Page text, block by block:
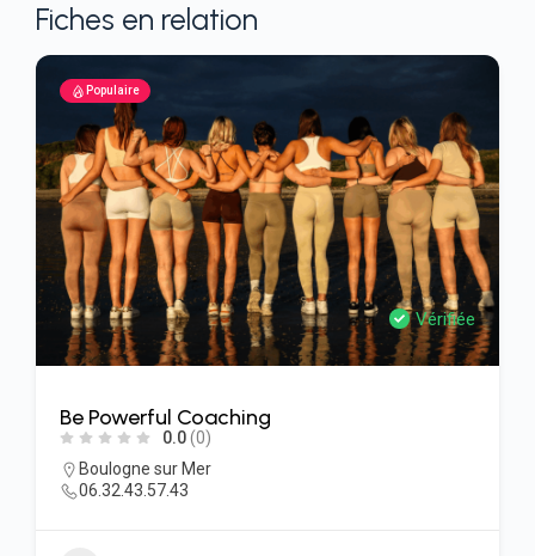
Fiches en relation
La Brigade du Oui
Alincthun
06.78.91.05.94